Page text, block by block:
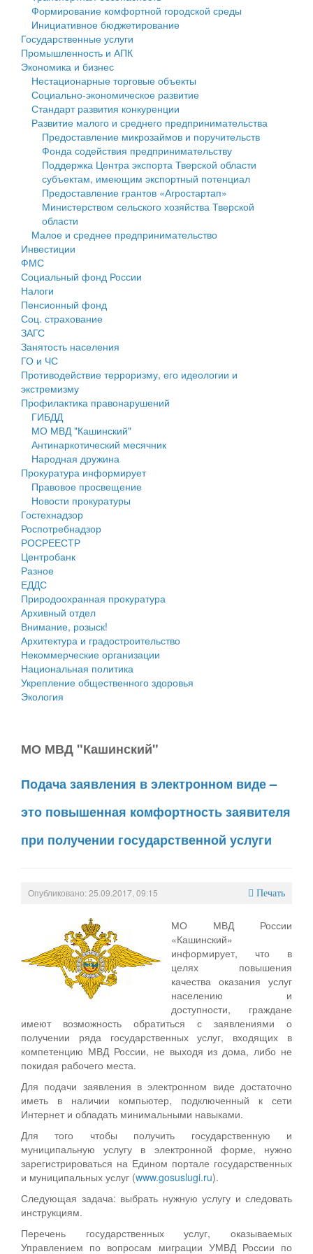
Государственные услуги
Промышленность и АПК
Экономика и бизнес
Символика
Устав
Гостям округа
Туризм
Культура
Образование
Здравоохранение
Социальная защита
Фотоальбом
муниципального округа Тверской области
Администрация Кашинского муниципального округа
Тверской области
Управление сельскими территориями
Открытые данные
Работа с обращениями граждан
Муниципальный контроль
Муниципальные услуги
Проекты административных регламентов
Антимонопольный комплаенс
Противодействие коррупции
Финансовое управление
Бюджет для граждан
Имущество
Выявление правообладателей ранее учтенных
объектов недвижимости
Имущественная поддержка субъектов малого и
среднего предпринимательства
Информационная поддержка субъектов малого и
среднего предпринимательства
Муниципальные программы
Контрольно-счетная палата
Персональные данные
Оценка регулирующего воздействия
Деятельность МУ
Нормативы градостроительного проектирования
Правила землепользования и застройки
Генеральные планы
Проекты планировки территории
Собрание депутатов
Городское поселение
Сельские поселения
Формирование комфортной городской среды
Инициативное бюджетирование
Государственные услуги
Промышленность и АПК
Экономика и бизнес
Нестационарные торговые объекты
Социально-экономическое развитие
Стандарт развития конкуренции
Развитие малого и среднего предпринимательства
Предоставление микрозаймов и поручительств
Фонда содействия предпринимательству
Поддержка Центра экспорта Тверской области
субъектам, имеющим экспортный потенциал
Предоставление грантов «Агростартап»
Министерством сельского хозяйства Тверской
области
Малое и среднее предпринимательство
Инвестиции
ФМС
Социальный фонд России
Налоги
Пенсионный фонд
Соц. страхование
ЗАГС
Занятость населения
ГО и ЧС
Противодействие терроризму, его идеологии и
экстремизму
Профилактика правонарушений
ГИБДД
МО МВД "Кашинский"
Антинаркотический месячник
Народная дружина
Прокуратура информирует
Правовое просвещение
Новости прокуратуры
Гостехнадзор
Роспотребнадзор
РОСРЕЕСТР
Центробанк
Разное
ЕДДС
Природоохранная прокуратура
Архивный отдел
Внимание, розыск!
Архитектура и градостроительство
Некоммерческие организации
Национальная политика
Укрепление общественного здоровья
Экология
МО МВД "Кашинский"
Подача заявления в электронном виде –
это повышенная комфортность заявителя
при получении государственной услуги
Опубликовано: 25.09.2017, 09:15 Печать
МО МВД России
«Кашинский»
информирует, что в
целях повышения
качества оказания услуг
населению и
доступности, граждане
имеют возможность обратиться с заявлениями о
получении ряда государственных услуг, входящих в
компетенцию МВД России, не выходя из дома, либо не
покидая рабочего места.
Для подачи заявления в электронном виде достаточно
иметь в наличии компьютер, подключенный к сети
Интернет и обладать минимальными навыками.
Для того чтобы получить государственную и
муниципальную услугу в электронной форме, нужно
зарегистрироваться на Едином портале государственных
и муниципальных услуг (www.gosuslugi.ru).
Следующая задача: выбрать нужную услугу и следовать
инструкциям.
Перечень государственных услуг, оказываемых
Управлением по вопросам миграции УМВД России по